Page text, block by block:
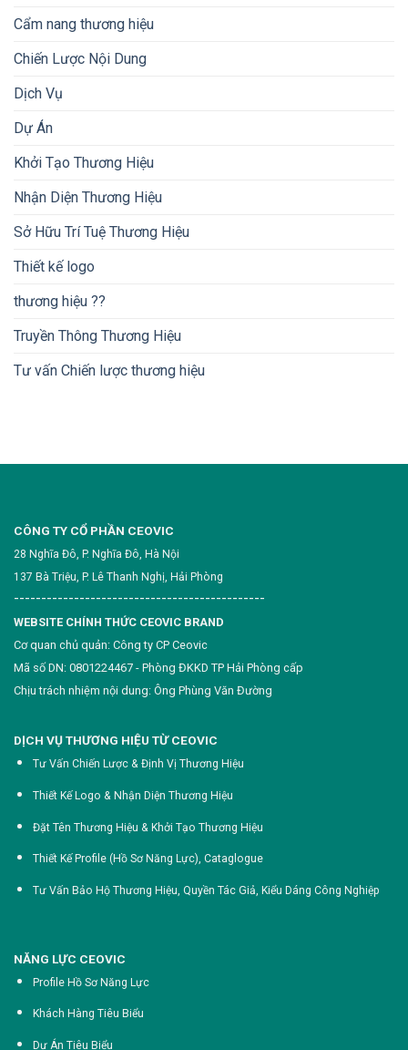
Cẩm nang thương hiệu
Chiến Lược Nội Dung
Dịch Vụ
Dự Án
Khởi Tạo Thương Hiệu
Nhận Diện Thương Hiệu
Sở Hữu Trí Tuệ Thương Hiệu
Thiết kế logo
thương hiệu ??
Truyền Thông Thương Hiệu
Tư vấn Chiến lược thương hiệu
CÔNG TY CỔ PHẦN CEOVIC
28 Nghĩa Đô, P. Nghĩa Đô, Hà Nội
137 Bà Triệu, P. Lê Thanh Nghị, Hải Phòng
----------------------------------------------
WEBSITE CHÍNH THỨC CEOVIC BRAND
Cơ quan chủ quản: Công ty CP Ceovic
Mã số DN: 0801224467 - Phòng ĐKKD TP Hải Phòng cấp
Chịu trách nhiệm nội dung: Ông Phùng Văn Đường
DỊCH VỤ THƯƠNG HIỆU TỪ CEOVIC
Tư Vấn Chiến Lược & Định Vị Thương Hiệu
Thiết Kế Logo & Nhận Diện Thương Hiệu
Đặt Tên Thương Hiệu & Khởi Tạo Thương Hiệu
Thiết Kế Profile (Hồ Sơ Năng Lực), Cataglogue
Tư Vấn Bảo Hộ Thương Hiệu, Quyền Tác Giả, Kiểu Dáng Công Nghiệp
NĂNG LỰC CEOVIC
Profile Hồ Sơ Năng Lực
Khách Hàng Tiêu Biểu
Dự Án Tiêu Biểu